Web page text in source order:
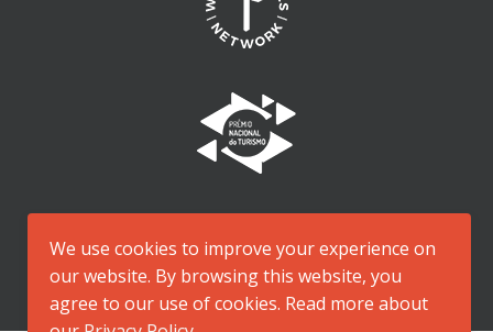
We use cookies to improve your experience on
our website. By browsing this website, you
agree to our use of cookies. Read more about